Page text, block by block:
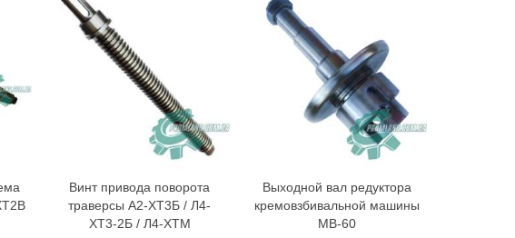
Быстрый просмотр
Винт привода поворота
траверсы А2-ХТ3Б / Л4-
ХТ3-2Б / Л4-ХТМ
Быстрый просмотр
Выходной вал редуктора
кремовзбивальной машины
МВ-60